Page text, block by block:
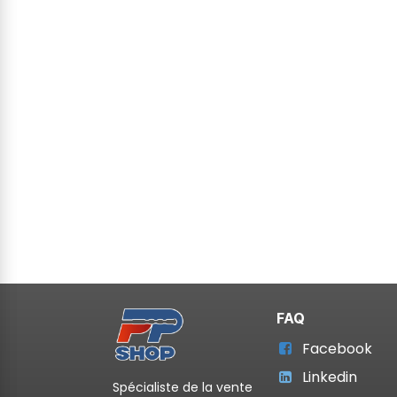
Spécialiste de la vente
FAQ
Facebook
Linkedin